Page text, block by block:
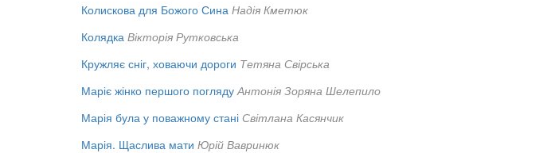
Колискова для Божого Сина Надія Кметюк
Колядка Вікторія Рутковська
Кружляє сніг, ховаючи дороги Тетяна Свірська
Маріє жінко першого погляду Антонія Зоряна Шелепило
Марія була у поважному стані Світлана Касянчик
Марія. Щаслива мати Юрій Вавринюк